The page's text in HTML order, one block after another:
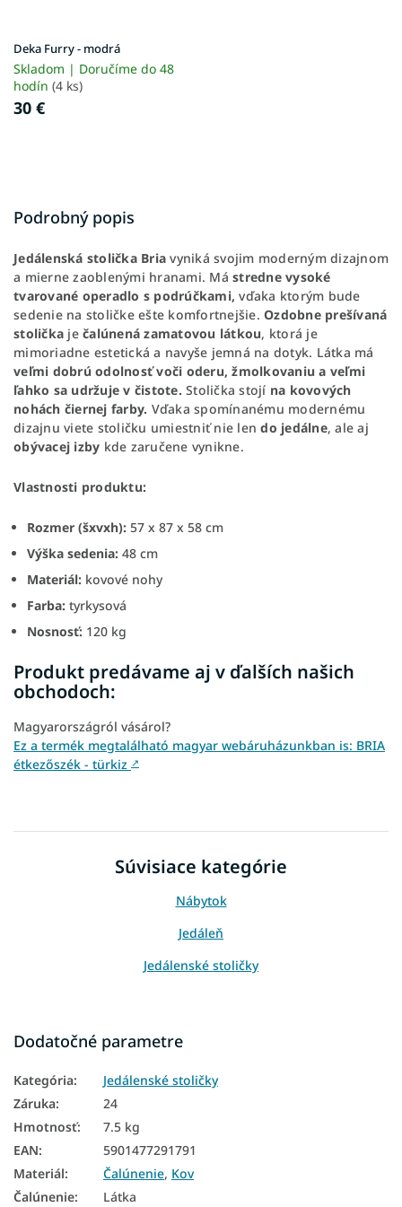
Deka Furry - modrá
Skladom | Doručíme do 48
hodín (4 ks)
30 €
Podrobný popis
Jedálenská stolička Bria vyniká svojim moderným dizajnom
a mierne zaoblenými hranami. Má stredne vysoké
tvarované operadlo s podrúčkami, vďaka ktorým bude
sedenie na stoličke ešte komfortnejšie. Ozdobne prešívaná
stolička je čalúnená zamatovou látkou, ktorá je
mimoriadne estetická a navyše jemná na dotyk. Látka má
veľmi dobrú odolnosť voči oderu, žmolkovaniu a veľmi
ľahko sa udržuje v čistote. Stolička stojí na kovových
nohách čiernej farby. Vďaka spomínanému modernému
dizajnu viete stoličku umiestniť nie lendo jedálne, ale aj
obývacej izby kde zaručene vynikne.
Vlastnosti produktu:
Rozmer (šxvxh): 57 x 87 x 58 cm
Výška sedenia: 48 cm
Materiál: kovové nohy
Farba: tyrkysová
Nosnosť: 120 kg
Produkt predávame aj v ďalších našich
obchodoch:
Magyarországról vásárol?
Ez a termék megtalálható magyar webáruházunkban is: BRIA
étkezőszék - türkiz ↗
Súvisiace kategórie
Nábytok
Jedáleň
Jedálenské stoličky
Dodatočné parametre
Kategória:
Jedálenské stoličky
Záruka:
24
Hmotnosť:
7.5 kg
EAN:
5901477291791
Materiál: Čalúnenie, Kov
Čalúnenie: Látka